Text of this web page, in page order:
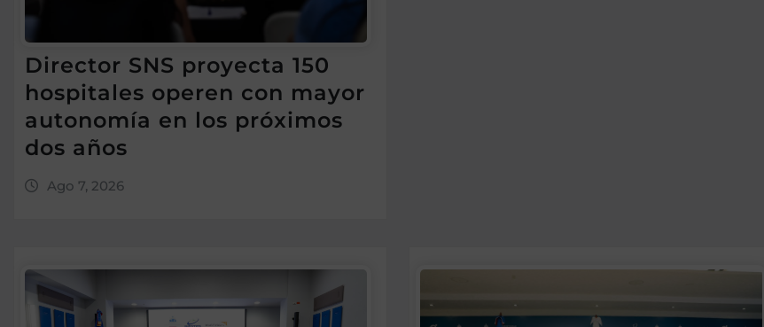
Director SNS proyecta 150
hospitales operen con mayor
autonomía en los próximos
dos años
Ago 7, 2026